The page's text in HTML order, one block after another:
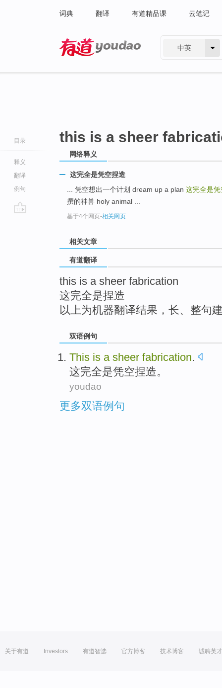
词典 翻译 有道精品课 云笔记
中英
目录
释义
翻译
例句
this is a sheer
网络释义
这完全是凭空捏造
... 凭空想出一个计划 dream up a plan 这完全是
撰的神兽 holy animal ...
基于4个网页-相关网页
相关文章
有道翻译
this is a sheer fabrication
这完全是捏造
以上为机器翻译结果，长、整句
双语例句
This is a sheer fabrication.
这完全是凭空捏造。
youdao
更多双语例句
关于有道 Investors 有道智选 官方博客 技术博客 诚聘英才